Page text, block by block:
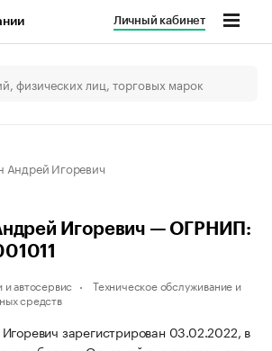
Личный кабинет
Игоревич
Игоревич — ОГРНИП:
и автосервис
Техническое обслуживание и
средств
зарегистрирован 03.02.2022, в